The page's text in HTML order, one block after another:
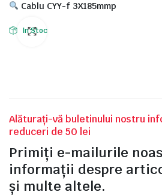
Cablu CYY-f 3X185mmp
In Stoc
Alăturați-vă buletinului nostru
reduceri de 50 lei
Primiți e-mailurile
informații despre
și multe altele.